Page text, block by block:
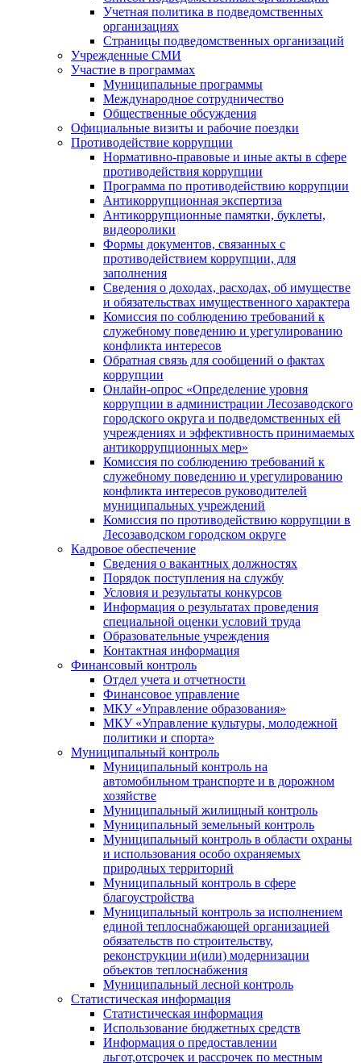
Учетная политика в подведомственных
организациях
Страницы подведомственных организаций
Учрежденные СМИ
Участие в программах
Муниципальные программы
Международное сотрудничество
Общественные обсуждения
Официальные визиты и рабочие поездки
Противодействие коррупции
Нормативно-правовые и иные акты в сфере
противодействия коррупции
Программа по противодействию коррупции
Антикоррупционная экспертиза
Антикоррупционные памятки, буклеты,
видеоролики
Формы документов, связанных с
противодействием коррупции, для
заполнения
Сведения о доходах, расходах, об имуществе
и обязательствах имущественного характера
Комиссия по соблюдению требований к
служебному поведению и урегулированию
конфликта интересов
Обратная связь для сообщений о фактах
коррупции
Онлайн-опрос «Определение уровня
коррупции в администрации Лесозаводского
городского округа и подведомственных ей
учреждениях и эффективность принимаемых
антикоррупционных мер»
Комиссия по соблюдению требований к
служебному поведению и урегулированию
конфликта интересов руководителей
муниципальных учреждений
Комиссия по противодействию коррупции в
Лесозаводском городском округе
Кадровое обеспечение
Сведения о вакантных должностях
Порядок поступления на службу
Условия и результаты конкурсов
Информация о результатах проведения
специальной оценки условий труда
Образовательные учреждения
Контактная информация
Финансовый контроль
Отдел учета и отчетности
Финансовое управление
МКУ «Управление образования»
МКУ «Управление культуры, молодежной
политики и спорта»
Муниципальный контроль
Муниципальный контроль на
автомобильном транспорте и в дорожном
хозяйстве
Муниципальный жилищный контроль
Муниципальный земельный контроль
Муниципальный контроль в области охраны
и использования особо охраняемых
природных территорий
Муниципальный контроль в сфере
благоустройства
Муниципальный контроль за исполнением
единой теплоснабжающей организацией
обязательств по строительству,
реконструкции и(или) модернизации
объектов теплоснабжения
Муниципальный лесной контроль
Статистическая информация
Статистическая информация
Использование бюджетных средств
Информация о предоставлении
льгот,отсрочек и рассрочек по местным